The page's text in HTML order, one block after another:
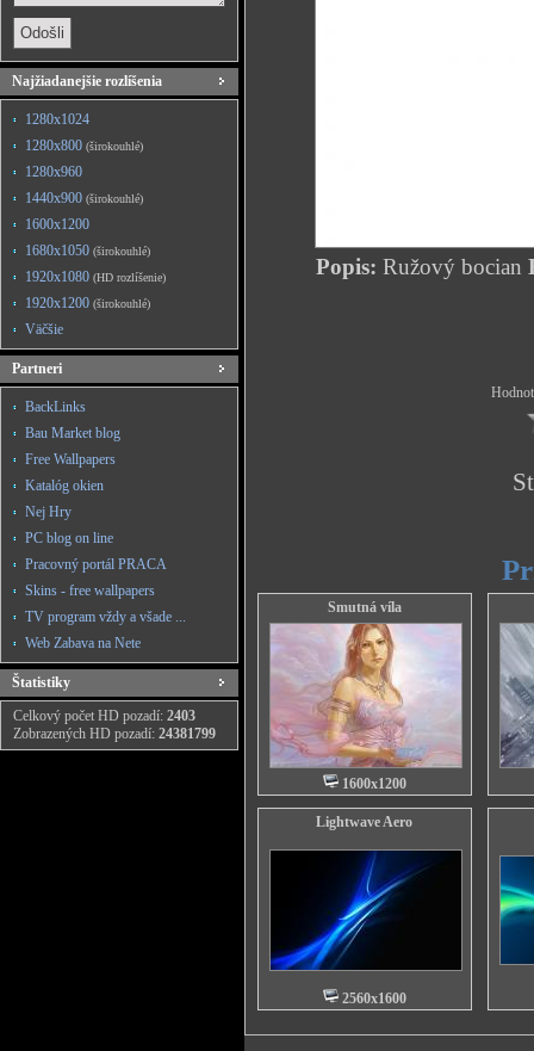
Najžiadanejšie rozlíšenia
1280x1024
1280x800 (širokouhlé)
1280x960
1440x900 (širokouhlé)
1600x1200
1680x1050 (širokouhlé)
1920x1080 (HD rozlíšenie)
1920x1200 (širokouhlé)
Väčšie
Partneri
BackLinks
Bau Market blog
Free Wallpapers
Katalóg okien
Nej Hry
PC blog on line
Pracovný portál PRACA
Skins - free wallpapers
TV program vždy a všade ...
Web Zabava na Nete
Štatistiky
Celkový počet HD pozadí: 2403
Zobrazených HD pozadí: 24381799
Popis: Ružový bocian
Smutná víla
1600x1200
Lightwave Aero
2560x1600